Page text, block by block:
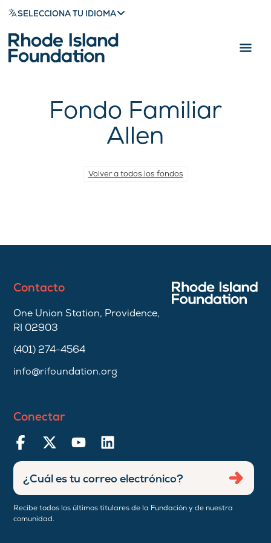
SELECCIONA TU IDIOMA
Fondo Familiar
Allen
Volver a todos los fondos
Contacto
One Union Station, Providence,
RI 02903
(401) 274-4564
info@rifoundation.org
Conectar
Recibe todos los últimos titulares de la Fundación y de nuestra
comunidad.
Ingresar
dirección
de
correo
Enviar